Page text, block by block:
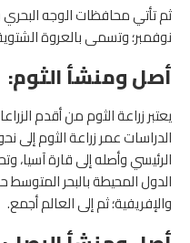
ثم تأتي محافظات الوجه البحري
نوفمبر؛ وتسمى بالعروة
أصل ومنشأ الثوم:
يعتبر زراعة الثوم من أقدم
الرئيسي وأصله إلى قارة آسيا،
الدول المحيطة بالبحر
والإفريفية؛ ثم إلى العالم أجمع.